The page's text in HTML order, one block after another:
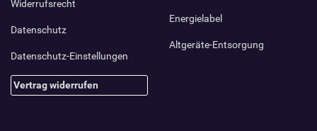
Widerrufsrecht
Datenschutz
Datenschutz-Einstellungen
Vertrag widerrufen
Energielabel
Altgeräte-Entsorgung